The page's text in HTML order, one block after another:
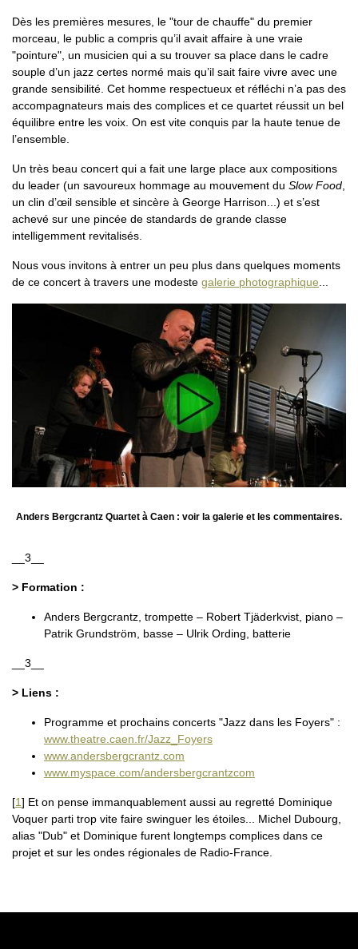
Dès les premières mesures, le "tour de chauffe" du premier
morceau, le public a compris qu’il avait affaire à une vraie
"pointure", un musicien qui a su trouver sa place dans le cadre
souple d’un jazz certes normé mais qu’il sait faire vivre avec une
grande sensibilité. Cet homme respectueux et réfléchi n’a pas des
accompagnateurs mais des complices et ce quartet réussit un bel
équilibre entre les voix. On est vite conquis par la haute tenue de
l’ensemble.
Un très beau concert qui a fait une large place aux compositions
du leader (un savoureux hommage au mouvement du Slow Food
un clin d’œil sensible et sincère à George Harrison...) et s’est
achevé sur une pincée de standards de grande classe
intelligemment revitalisés.
Nous vous invitons à entrer un peu plus dans quelques moments
de ce concert à travers une modeste galerie photographique
Anders Bergcrantz Quartet à Caen : voir la galerie et les commentaires.
__3__
> Formation :
Anders Bergcrantz, trompette – Robert Tjäderkvist, piano –
Patrik Grundström, basse – Ulrik Ording, batterie
__3__
> Liens :
Programme et prochains concerts "Jazz dans les Foyers" :
www.theatre.caen.fr/Jazz_Foyers
www.andersbergcrantz.com
www.myspace.com/andersbergcrantzcom
[1] Et on pense immanquablement aussi au regretté Dominique
Voquer parti trop vite faire swinguer les étoiles... Michel Dubourg,
alias "Dub" et Dominique furent longtemps complices dans ce
projet et sur les ondes régionales de Radio-France.